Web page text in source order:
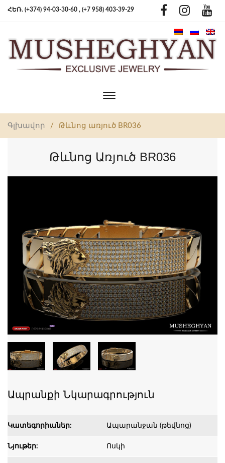
ՀԵՌ. (+374) 94-03-30-60 , (+7 958) 403-39-29
Toggle
navigation
Գլխավոր / Թևնոց առյուծ BR036
Թևնոց Առյուծ BR036
Ապրանքի Նկարագրություն
Կատեգորիաներ: Ապարանջան (թեվնոց)
Նյութեր: Ոսկի